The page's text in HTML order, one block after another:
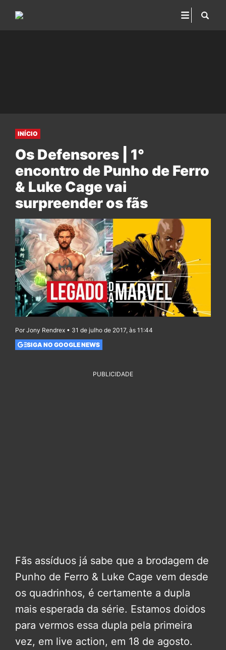
INÍCIO
Os Defensores | 1°
encontro de Punho de Ferro
& Luke Cage vai
surpreender os fãs
Por Jony Rendrex • 31 de julho de 2017, às 11:44
SIGA NO GOOGLE NEWS
PUBLICIDADE
Fãs assíduos já sabe que a brodagem de
Punho de Ferro & Luke Cage vem desde
os quadrinhos, é certamente a dupla
mais esperada da série. Estamos doidos
para vermos essa dupla pela primeira
vez, em live action, em 18 de agosto.